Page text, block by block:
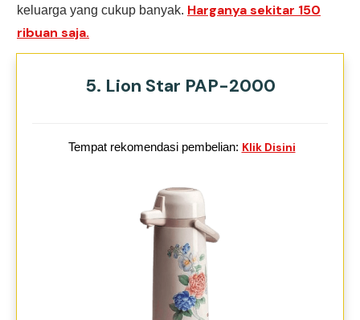
keluarga yang cukup banyak. Harganya sekitar 150
ribuan saja.
5. Lion Star PAP-2000
Tempat rekomendasi pembelian: Klik Disini